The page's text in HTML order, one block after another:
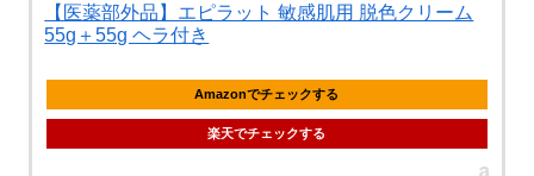
【医薬部外品】エピラット 敏感肌用 脱色クリーム
55g＋55g ヘラ付き
Amazonでチェックする
楽天でチェックする